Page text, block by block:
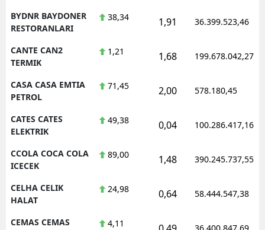
BYDNR BAYDONER
RESTORANLARI
38,34 1,91 36.399.523,46
CANTE CAN2
TERMIK
1,21 1,68 199.678.042,27
CASA CASA EMTIA
PETROL
71,45 2,00 578.180,45
CATES CATES
ELEKTRIK
49,38 0,04 100.286.417,16
CCOLA COCA COLA
ICECEK
89,00 1,48 390.245.737,55
CELHA CELIK
HALAT
24,98 0,64 58.444.547,38
CEMAS CEMAS
4,11 36.400.847,69